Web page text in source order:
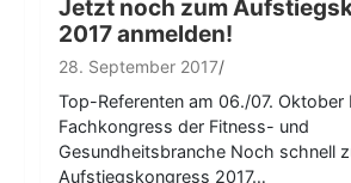
Jetzt noch zum
2017 anmelden!
28. September 2017
Top-Referenten am 06./07. Oktober
Fachkongress der Fitness- und
Gesundheitsbranche Noch schnell
Aufstiegskongress 2017…